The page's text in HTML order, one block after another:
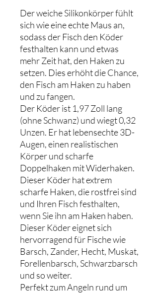
Der weiche Silikonkörper fühlt
sich wie eine echte Maus an,
sodass der Fisch den Köder
festhalten kann und etwas
mehr Zeit hat, den Haken zu
setzen. Dies erhöht die Chance,
den Fisch am Haken zu haben
und zu fangen.
Der Köder ist 1,97 Zoll lang
(ohne Schwanz) und wiegt 0,32
Unzen. Er hat lebensechte 3D-
Augen, einen realistischen
Körper und scharfe
Doppelhaken mit Widerhaken.
Dieser Köder hat extrem
scharfe Haken, die rostfrei sind
und Ihren Fisch festhalten,
wenn Sie ihn am Haken haben.
Dieser Köder eignet sich
hervorragend für Fische wie
Barsch, Zander, Hecht, Muskat,
Forellenbarsch, Schwarzbarsch
und so weiter.
Perfekt zum Angeln rund um